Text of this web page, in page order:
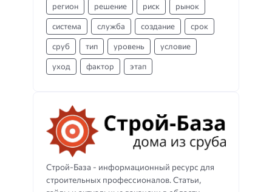
Строй-База - информационный ресурс для
строительных профессионалов. Статьи,
регион решение риск рынок
система служба создание срок
сруб тип уровень условие
уход фактор этап